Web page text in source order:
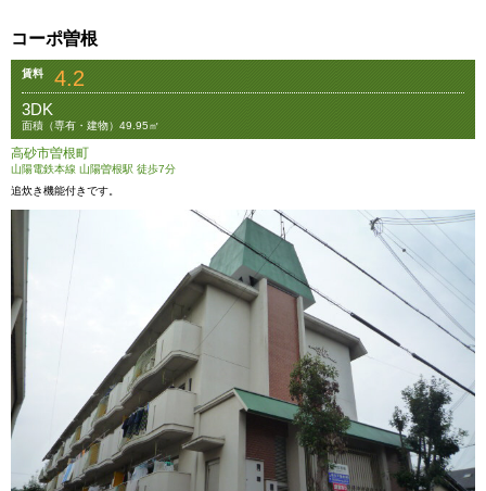
コーポ曽根
賃料 4.2
3DK
面積（専有・建物）49.95㎡
高砂市曽根町
山陽電鉄本線 山陽曽根駅 徒歩7分
追炊き機能付きです。